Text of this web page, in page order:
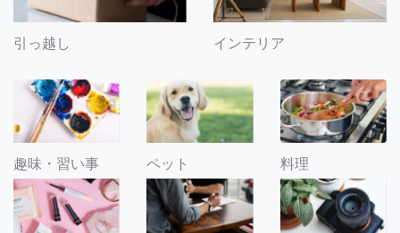
引っ越し インテリア
趣味・習い事 ペット 料理